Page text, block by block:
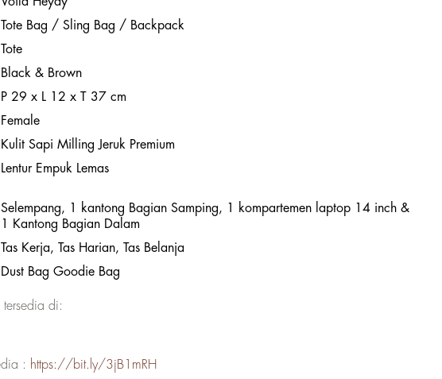
Tote Bag / Sling Bag / Backpack
Tote
Black & Brown
P 29 x L 12 x T 37 cm
Female
Kulit Sapi Milling Jeruk Premium
Lentur Empuk Lemas
Selempang, 1 kantong Bagian Samping, 1 kompartemen laptop 14 inch &
1 Kantong Bagian Dalam
Tas Kerja, Tas Harian, Tas Belanja
Dust Bag Goodie Bag
di:
: https://bit.ly/3jB1mRH